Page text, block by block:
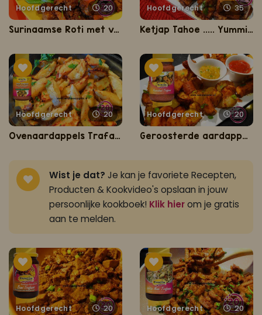
Hoofdgerecht 20
Surinaamse Roti met vega ketjap schnitzel
Hoofdgerecht 35
Ketjap Tahoe ..... Yummie!
Hoofdgerecht 20
Ovenaardappels Trafasie
Hoofdgerecht 20
Geroosterde aardappelen uit de oven
Wist je dat? Je kan je favoriete Recepten,
Producten & Kookvideo's opslaan in jouw
persoonlijke kookboek! Klik hierom je gratis
aan te melden.
Hoofdgerecht 20 Hoofdgerecht 20